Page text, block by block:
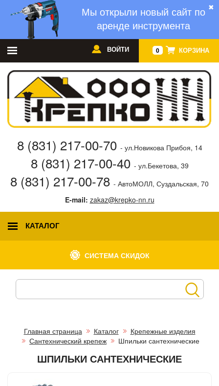
✖
Мы открыли новый сайт по
аренде инструмента
0 КОРЗИНА
ВОЙТИ
8 (831) 217-00-70 - ул.Новикова Прибоя, 14
8 (831) 217-00-40 - ул.Бекетова, 39
8 (831) 217-00-78 - АвтоМОЛЛ, Суздальская, 70
E-mail: zakaz@krepko-nn.ru
КАТАЛОГ
СИСТЕМА СКИДОК
Главная страница Каталог
Крепежные изделия
Сантехнический крепеж
Шпильки сантехнические
ШПИЛЬКИ САНТЕХНИЧЕСКИЕ